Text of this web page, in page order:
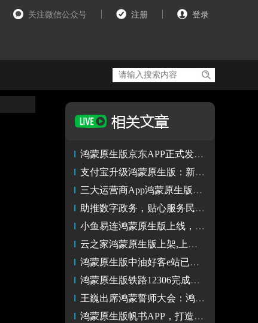
关注微信公众号 注册 登录
鸿蒙原生版京东APP正式发布：让购物更智能、便捷、个性化
支付宝升级鸿蒙原生版：新增“碰一下”支付、百万级小程序服务
三大运营商App鸿蒙原生版已上架，可用小艺语音查账单查流量
助推数字政务，贴心服务民生，鸿蒙原生版湘易办、爱山东已上架
小鱼易连鸿蒙原生版上线，助力政企高效视频会议
云之家鸿蒙原生版上架,上万家中大型企业全场景协同办公体验升级
鸿蒙原生版中油好客e站已上架，持续探索智慧、便捷体验
鸿蒙原生版铁路12306完成全量版本开发，全方位提升应用安全性
王巍出席鸿蒙誓师大会：鸿蒙原生版微博、新浪新闻实现体验革新
鸿蒙原生版帆书APP，打造沉浸式智能听书体验